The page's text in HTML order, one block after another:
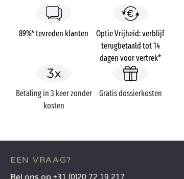
89%* tevreden klanten
Optie Vrijheid: verblijf
terugbetaald tot 14
dagen voor vertrek*
Betaling in 3 keer zonder
kosten
Gratis dossierkosten
EEN VRAAG?
Bel ons op +31 (0)20 72 19 217